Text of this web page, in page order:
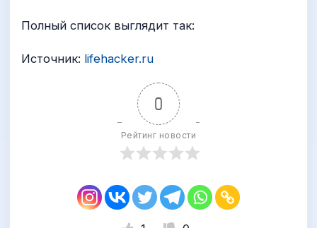
Полный список выглядит так:
Источник: lifehacker.ru
0
Рейтинг новости